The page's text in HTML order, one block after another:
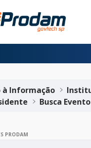
principal
à Informação
Busca Evento
PRODAM